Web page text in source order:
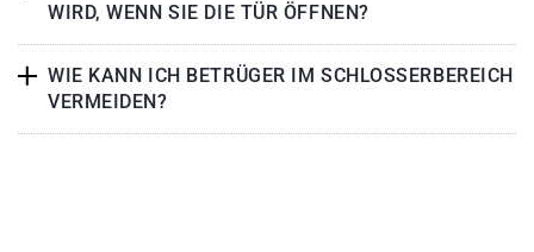
WIRD, WENN SIE DIE TÜR ÖFFNEN?
WIE KANN ICH BETRÜGER IM SCHLOSSERBEREICH
VERMEIDEN?